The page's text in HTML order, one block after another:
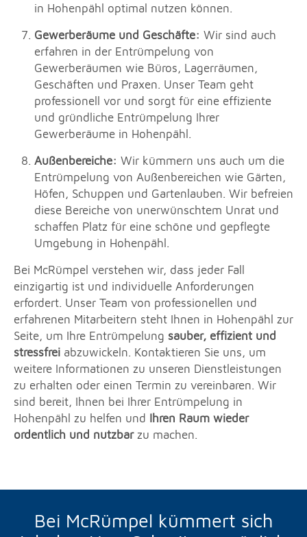
in Hohenpähl optimal nutzen können.
Gewerberäume und Geschäfte: Wir sind auch
erfahren in der Entrümpelung von
Gewerberäumen wie Büros, Lagerräumen,
Geschäften und Praxen. Unser Team geht
professionell vor und sorgt für eine effiziente
und gründliche Entrümpelung Ihrer
Gewerberäume in Hohenpähl.
Außenbereiche: Wir kümmern uns auch um die
Entrümpelung von Außenbereichen wie Gärten,
Höfen, Schuppen und Gartenlauben. Wir befreien
diese Bereiche von unerwünschtem Unrat und
schaffen Platz für eine schöne und gepflegte
Umgebung in Hohenpähl.
Bei McRümpel verstehen wir, dass jeder Fall
einzigartig ist und individuelle Anforderungen
erfordert. Unser Team von professionellen und
erfahrenen Mitarbeitern steht Ihnen in Hohenpähl zur
Seite, um Ihre Entrümpelung sauber, effizient und
stressfrei abzuwickeln. Kontaktieren Sie uns, um
weitere Informationen zu unseren Dienstleistungen
zu erhalten oder einen Termin zu vereinbaren. Wir
sind bereit, Ihnen bei Ihrer Entrümpelung in
Hohenpähl zu helfen und Ihren Raum wieder
ordentlich und nutzbarzu machen.
Bei McRümpel kümmert sich